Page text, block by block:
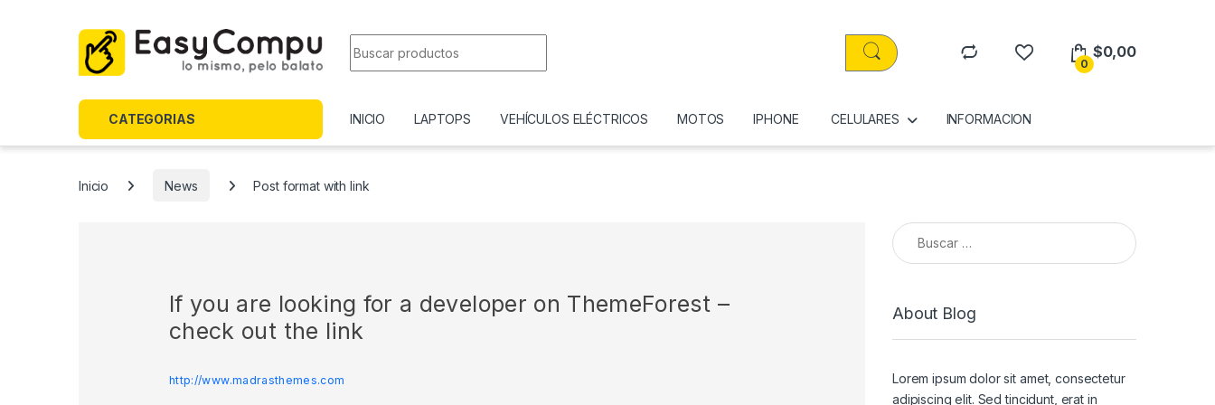
0
$0,00
CATEGORIAS INICIO LAPTOPS VEHÍCULOS ELÉCTRICOS MOTOS IPHONE CELULARES INFORMACION
Inicio News Post format with link
If you are looking for a developer on ThemeForest –
check out the link
http://www.madrasthemes.com
Buscar:
About Blog
Lorem ipsum dolor sit amet, consectetur
adipiscing elit. Sed tincidunt, erat in